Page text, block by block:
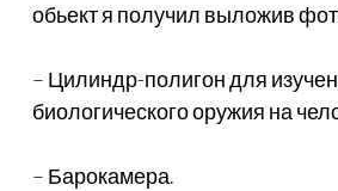
обьект я получил выложив
– Цилиндр-полигон для
биологического оружия на
– Барокамера.